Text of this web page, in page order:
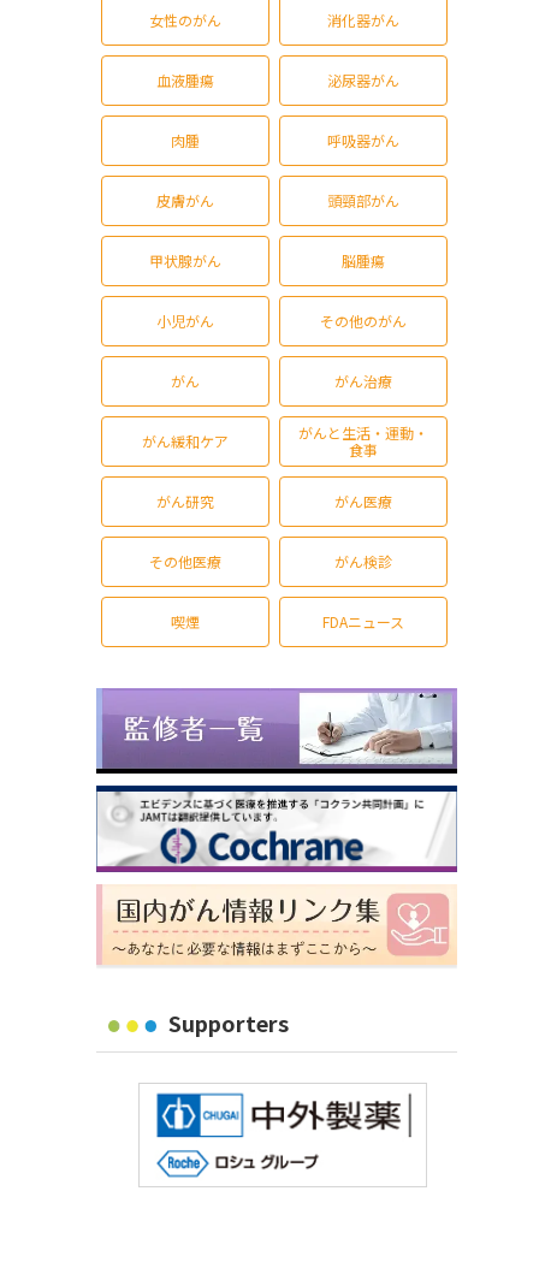
女性のがん 消化器がん
血液腫瘍 泌尿器がん
肉腫 呼吸器がん
皮膚がん 頭頸部がん
甲状腺がん 脳腫瘍
小児がん その他のがん
がん がん治療
がん緩和ケア
がんと生活・運動・
食事
がん研究 がん医療
その他医療 がん検診
喫煙 FDAニュース
Supporters